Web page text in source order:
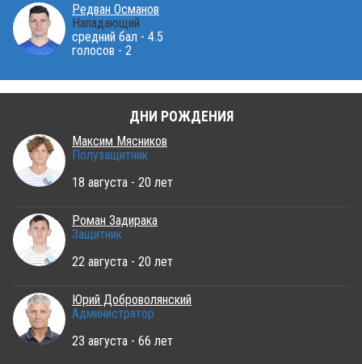
Редван Османов
Нападающий
средний бал - 4.5
голосов - 2
ДНИ РОЖДЕНИЯ
Максим Мясников
Полузащитник
18 августа - 20 лет
Роман Задирака
Защитник
22 августа - 20 лет
Юрий Доброволянский
Администратор
23 августа - 66 лет